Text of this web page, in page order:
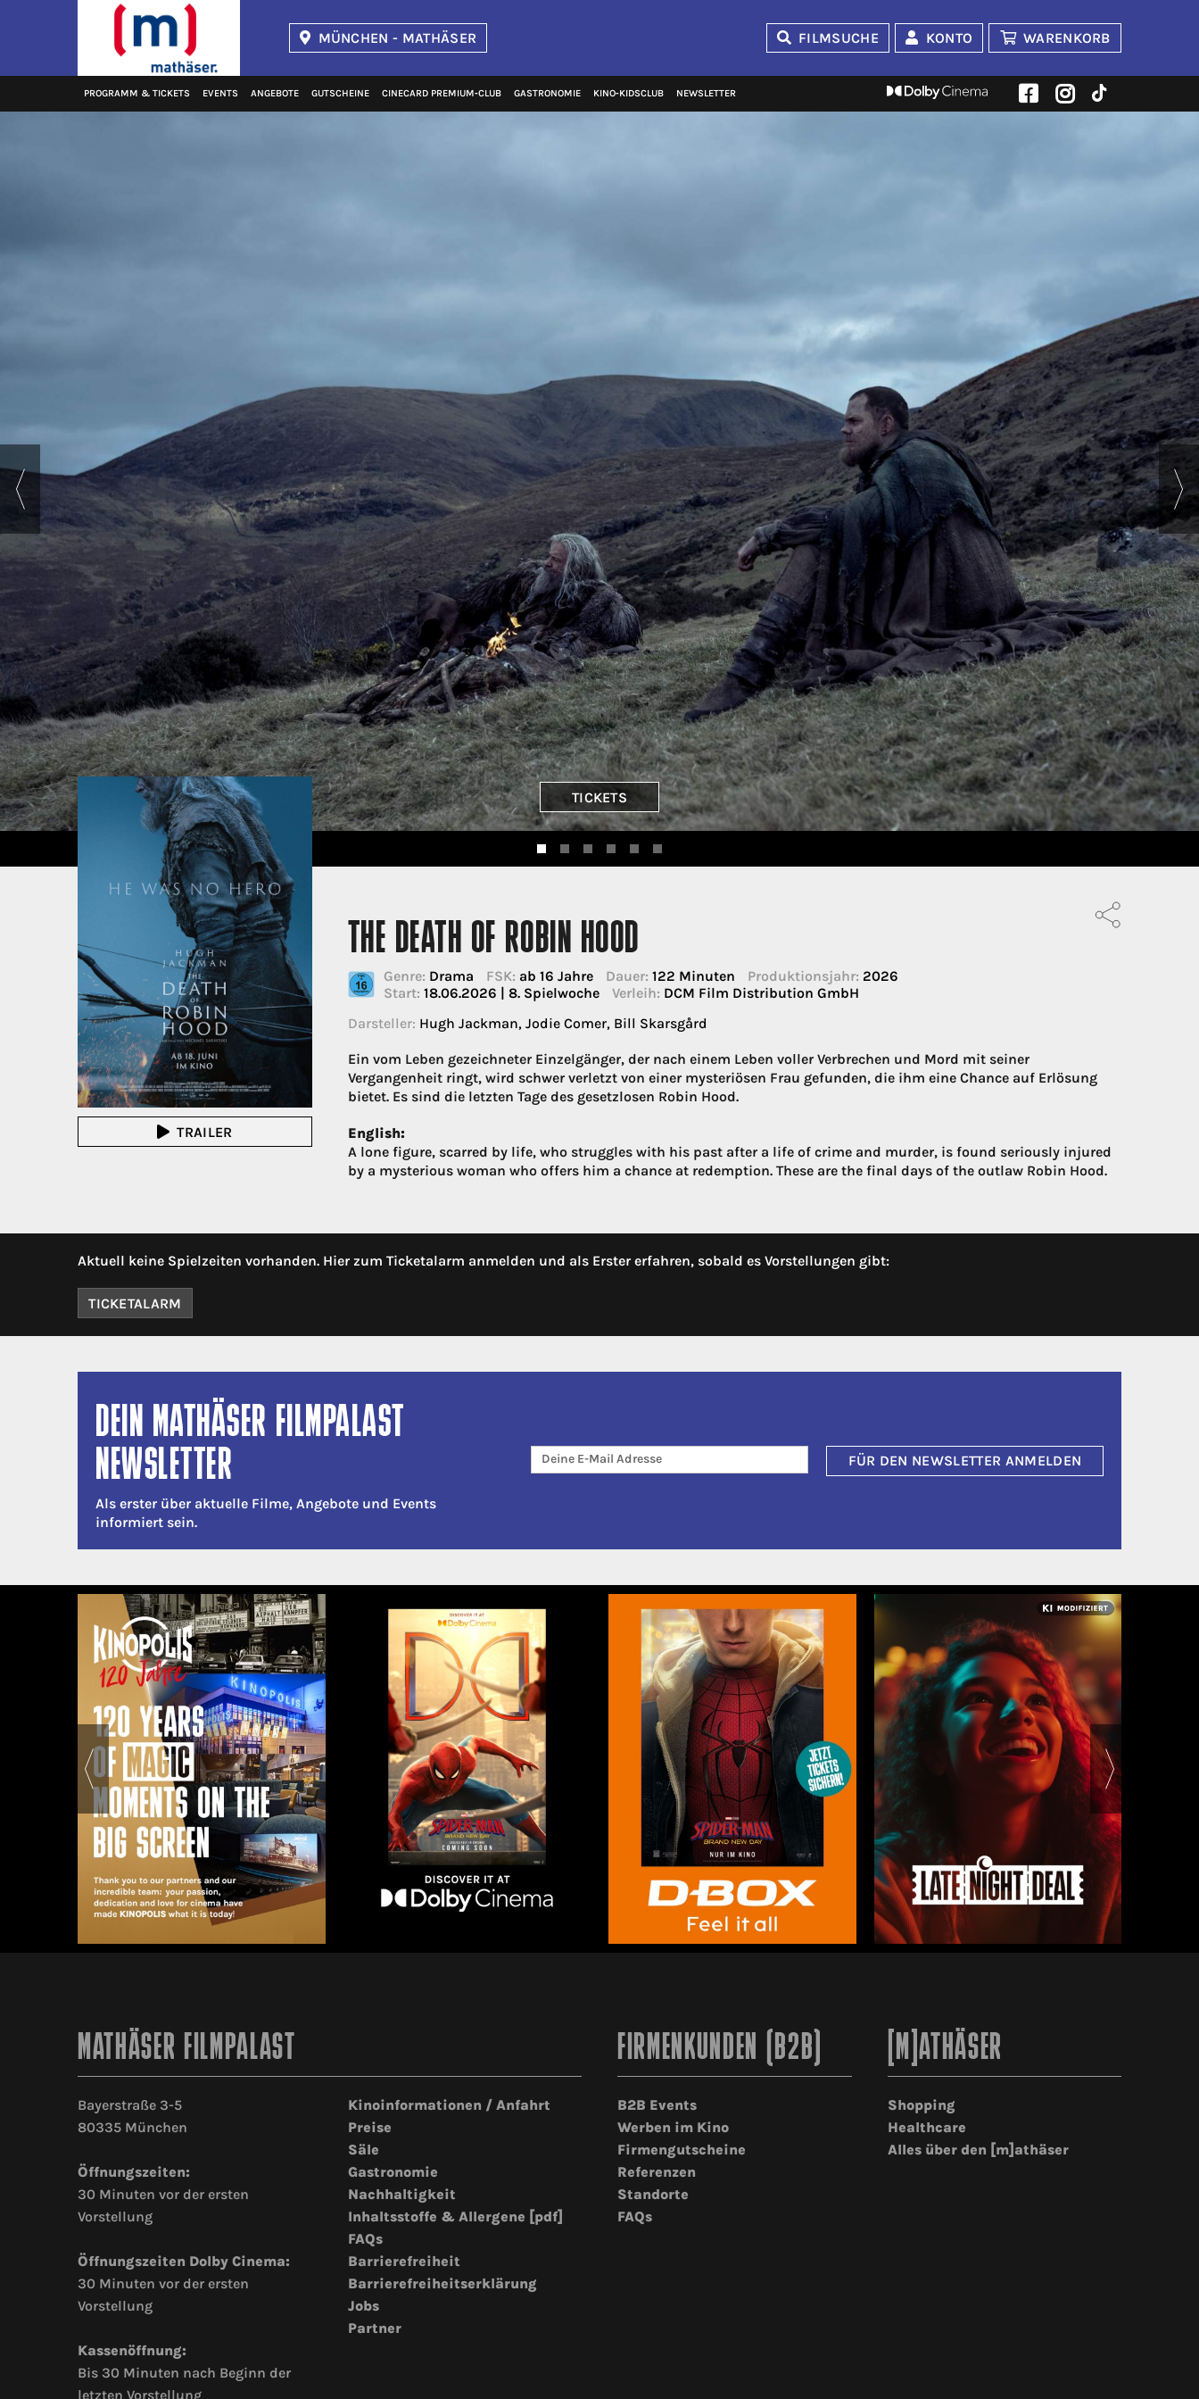
MÜNCHEN - MATHÄSER FILMSUCHE KONTO WARENKORB
PROGRAMM & TICKETS EVENTS ANGEBOTE GUTSCHEINE CINECARD PREMIUM‑CLUB GASTRONOMIE KINO‑KIDSCLUB NEWSLETTER
TICKETS
TRAILER
THE DEATH OF ROBIN HOOD
Genre: Drama FSK: ab 16 Jahre Dauer: 122 Minuten Produktionsjahr: 2026
Start: 18.06.2026 | 8. Spielwoche Verleih: DCM Film Distribution GmbH
Darsteller: Hugh Jackman, Jodie Comer, Bill Skarsgård
Ein vom Leben gezeichneter Einzelgänger, der nach einem Leben voller Verbrechen und Mord mit seiner
Vergangenheit ringt, wird schwer verletzt von einer mysteriösen Frau gefunden, die ihm eine Chance auf Erlösung
bietet. Es sind die letzten Tage des gesetzlosen Robin Hood.
English:
A lone figure, scarred by life, who struggles with his past after a life of crime and murder, is found seriously injured
by a mysterious woman who offers him a chance at redemption. These are the final days of the outlaw Robin Hood.
Aktuell keine Spielzeiten vorhanden. Hier zum Ticketalarm anmelden und als Erster erfahren, sobald es Vorstellungen gibt:
TICKETALARM
DEIN MATHÄSER FILMPALAST
NEWSLETTER
Als erster über aktuelle Filme, Angebote und Events
informiert sein.
FÜR DEN NEWSLETTER ANMELDEN
MATHÄSER FILMPALAST
Bayerstraße 3-5
80335 München
Öffnungszeiten:
30 Minuten vor der ersten
Vorstellung
Öffnungszeiten Dolby Cinema:
30 Minuten vor der ersten
Vorstellung
Kassenöffnung:
Bis 30 Minuten nach Beginn der
letzten Vorstellung
Kinoinformationen / Anfahrt
Preise
Säle
Gastronomie
Nachhaltigkeit
Inhaltsstoffe & Allergene [pdf]
FAQs
Barrierefreiheit
Barrierefreiheitserklärung
Jobs
Partner
FIRMENKUNDEN (B2B)
B2B Events
Werben im Kino
Firmengutscheine
Referenzen
Standorte
FAQs
[M]ATHÄSER
Shopping
Healthcare
Alles über den [m]athäser